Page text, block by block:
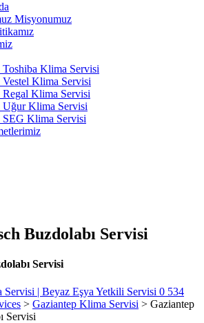
Misyonumuz
Toshiba Klima Servisi
Vestel Klima Servisi
Regal Klima Servisi
Uğur Klima Servisi
SEG Klima Servisi
Buzdolabı Servisi
Servisi
Servisi | Beyaz Eşya Yetkili Servisi 0 534
> Gaziantep Klima Servisi > Gaziantep
Servisi